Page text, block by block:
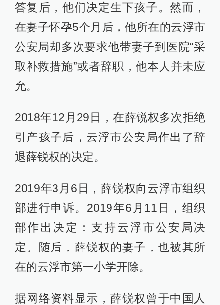
答复后，他们决定生下孩子。然而，
在妻子怀孕5个月后，他所在的云浮市
公安局却多次要求他带妻子到医院“采
取补救措施”或者辞职，他本人并未应
允。
2018年12月29日，在薛锐权多次拒绝
引产孩子后，云浮市公安局作出了辞
退薛锐权的决定。
2019年3月6日，薛锐权向云浮市组织
部进行申诉。2019年6月11日，组织
部作出决定：支持云浮市公安局决
定。随后，薛锐权的妻子，也被其所
在的云浮市第一小学开除。
据网络资料显示，薛锐权曾于中国人